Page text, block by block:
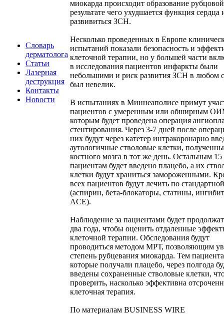
Словарь
дерматолога
Статьи
Лазерная
деструкция
Контакты
Новости
миокарда происходит образование
результате чего ухудшается функция
развивиться ЗСН.
Несколько проведенных в Европе
испытаний показали безопасность и
клеточной терапии, но у большей части
в исследования пациентов инфаркты были
небольшими и риск развития ЗСН в любом
был невелик.
В испытаниях в Миннеаполисе примут
пациентов с умеренным или обширным
которым будет проведена операция
стентирования. Через 3-7 дней после
них будут через катетер интракоронарно
аутологичные стволовые клетки,
костного мозга в тот же день. Остальным 15
пациентам будет введено плацебо, а их
клетки будут храниться замороженными.
всех пациентов будут лечить по
(аспирин, бета-блокаторы, статины,
ACE).
Наблюдение за пациентами будет
два года, чтобы оценить отдаленные
клеточной терапии. Обследования будут
проводиться методом МРТ, позволяющим
степень рубцевания миокарда. Тем
которые получали плацебо, через полгода
введены сохраненные стволовые клетки,
проверить, насколько эффективна
клеточная терапия.
По материалам BUSINESS WIRE